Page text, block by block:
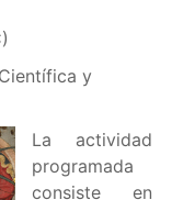
y
La actividad
programada
consiste en